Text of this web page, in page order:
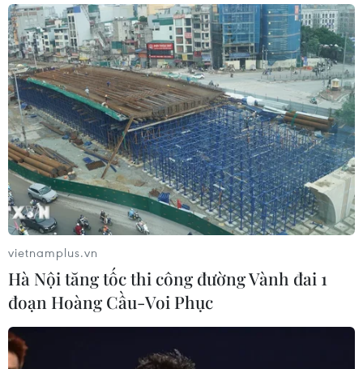
#Thuế quan #Trung Quốc #Ma túy
Mỹ
Trung Quốc
Theo dõi VietnamPlus
vietnamplus.vn
Hà Nội tăng tốc thi công đường Vành đai 1
đoạn Hoàng Cầu-Voi Phục